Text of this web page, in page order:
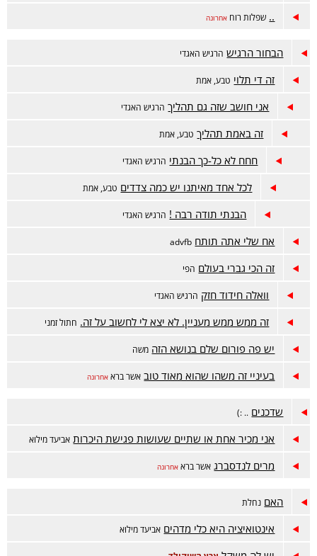
.. שפלות רוח אחרונה
הבחור הרגיש הרגיש האגדי
זה די תלוי טבע, אמת
אני חושב שזה גם תהליך הרגיש האגדי
זה באמת תהליך טבע, אמת
חחח לא כל-כך הבנתי הרגיש האגדי
לכל אחד מאיתנו יש כמה צדדים טבע, אמת
הבנתי תודה רבה ! הרגיש האגדי
אח שלי אתה תותח advfb
זה הכי גברי בעולם הפי
וואלה חידוד חזק הרגיש האגדי
זה ממש ממש מעניין. לא יצא לי לחשוב על זה. חתול זמני
יש פה פורום שלם בנושא הזה משה
בעיניי זה משהו שהוא מאוד טוב אשר ברא אחרונה
שדכנים .. :)
אני מכיר אחת או שתיים שעושות פגישת היכרות אביעד מילוא
מרים לנדסברג אשר ברא אחרונה
האם נחלת
אינטואיציה היא כלי מדהים אביעד מילוא